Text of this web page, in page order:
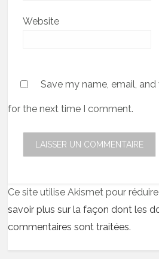
Website
Save my name, email,
for the next time I comment.
Ce site utilise Akismet pour
savoir plus sur la façon dont les
commentaires sont traitées.